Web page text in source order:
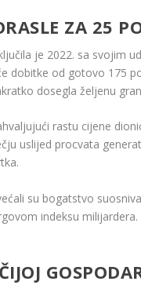
ZA 25
je 2022. sa svojim
dobitke od gotovo 175
dosegla željenu
rastu cijene
uslijed procvata
su bogatstvo
indeksu milijardera.